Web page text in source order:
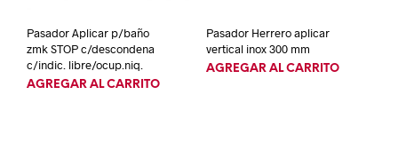
Pasador Aplicar p/baño
zmk STOP c/descondena
c/indic. libre/ocup.niq.
AGREGAR AL CARRITO
Pasador Herrero aplicar
vertical inox 300 mm
AGREGAR AL CARRITO